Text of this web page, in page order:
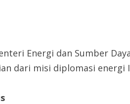
Energi dan Sumber
dari misi diplomasi energi